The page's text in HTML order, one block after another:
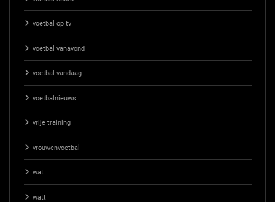
voetbal op tv
voetbal vanavond
voetbal vandaag
voetbalnieuws
vrije training
vrouwenvoetbal
wat
watt